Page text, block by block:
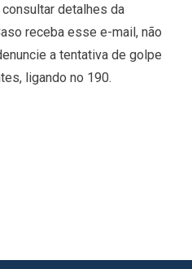
detalhes da
receba esse e-mail, não
a tentativa de golpe
ligando no 190.